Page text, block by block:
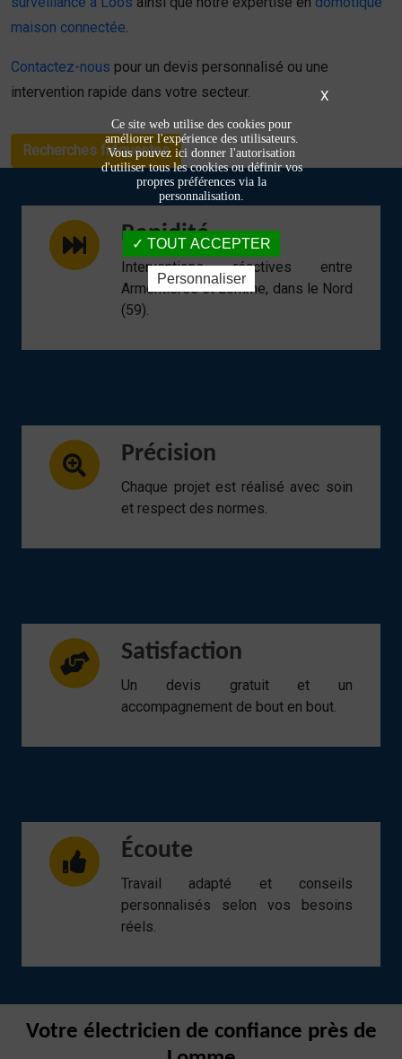
maison connectée
Contactez-nous pour un devis personnalisé ou une
intervention rapide dans votre secteur.
Recherches fréquentes
Rapidité
Interventions réactives entre
Armentières et Lomme, dans le Nord
(59).
Précision
Chaque projet est réalisé avec soin
et respect des normes.
Satisfaction
Un devis gratuit et un
accompagnement de bout en bout.
Écoute
Travail adapté et conseils
personnalisés selon vos besoins
réels.
Votre électricien de confiance près de
X
Ce site web utilise des cookies pour
améliorer l'expérience des utilisateurs.
Vous pouvez ici donner l'autorisation
d'utiliser tous les cookies ou définir vos
propres préférences via la
personnalisation.
TOUT ACCEPTER
Personnaliser